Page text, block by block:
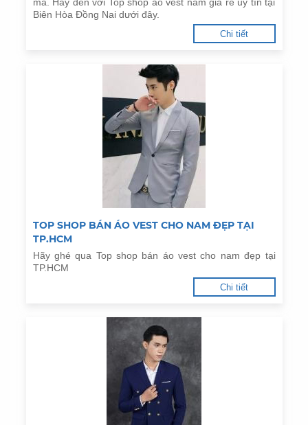
Biên Hòa Đồng Nai dưới đây.
Chi tiết
TOP SHOP BÁN ÁO VEST CHO NAM ĐẸP TẠI
TP.HCM
Hãy ghé qua Top shop bán áo vest cho nam đẹp tại
TP.HCM
Chi tiết